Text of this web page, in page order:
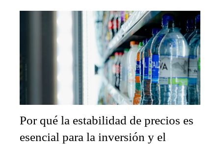
Por qué la estabilidad de precios es
esencial para la inversión y el